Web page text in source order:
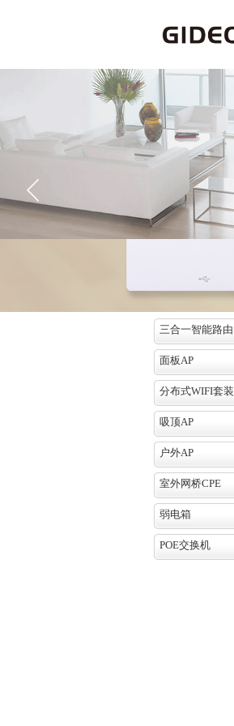
三合一智能路由
面板AP
分布式WIFI套装
吸顶AP
户外AP
室外网桥CPE
弱电箱
POE交换机